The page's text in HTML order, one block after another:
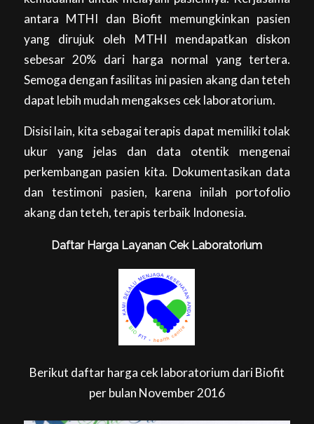
antara MTHI dan Biofit memungkinkan pasien
yang dirujuk oleh MTHI mendapatkan diskon
sebesar 20% dari harga normal yang tertera.
Semoga dengan fasilitas ini pasien akang dan teteh
dapat lebih mudah mengakses cek laboratorium.
Disisi lain, kita sebagai terapis dapat memiliki tolak
ukur yang jelas dan data otentik mengenai
perkembangan pasien kita. Dokumentasikan data
dan testimoni pasien, karena inilah portofolio
akang dan teteh, terapis terbaik Indonesia.
Daftar Harga Layanan Cek Laboratorium
Berikut daftar harga cek laboratorium dari Biofit
per bulan November 2016